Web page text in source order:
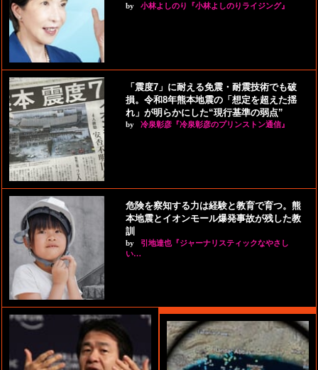
by 小林よしのり『小林よしのりライジング』
「震度7」に耐える免震・耐震技術でも破
損。令和8年熊本地震の「想定を超えた揺
れ」が明らかにした“現行基準の弱点”
by 冷泉彰彦『冷泉彰彦のプリンストン通信』
危険を察知する力は経験と教育で育つ。熊
本地震とイオンモール爆発事故が残した教
訓
by
引地達也『ジャーナリスティックなやさし
い…